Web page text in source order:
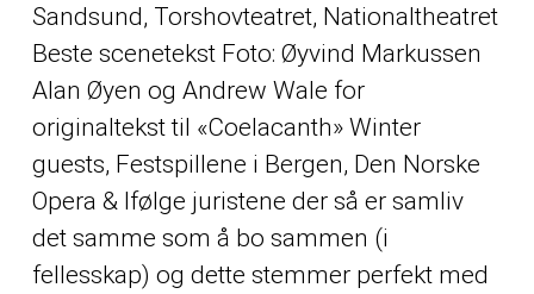
Sandsund, Torshovteatret, Nationaltheatret
Beste scenetekst Foto: Øyvind Markussen
Alan Øyen og Andrew Wale for
originaltekst til «Coelacanth» Winter
guests, Festspillene i Bergen, Den Norske
Opera & Ifølge juristene der så er samliv
det samme som å bo sammen (i
fellesskap) og dette stemmer perfekt med